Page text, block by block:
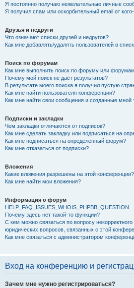
Я постоянно получаю нежелательные личные
Я получил спам или оскорбительный email от
Друзья и недруги
Что означают списки друзей и недругов?
Как мне добавлять/удалять пользователей в
Поиск по форумам
Как мне выполнить поиск по форуму или
Почему мой поиск не даёт результатов?
В результате моего поиска я получил пустую
Как мне найти пользователя конференции?
Как мне найти свои сообщения и созданные мной
Подписки и закладки
Чем закладки отличаются от подписок?
Как мне сделать закладку или подписаться на
Как мне подписаться на определённый форум?
Как мне отказаться от подписки?
Вложения
Какие вложения разрешены на этой конференции?
Как мне найти мои вложения?
Информация о форум
HELP_FAQ_ISSUES_WHOIS_PHPBB_QUESTION
Почему здесь нет такой-то функции?
С кем можно связаться по вопросу
юридических вопросов, связанных с этой
Как мне связаться с администратором
Вход на конференцию и
Зачем мне нужно регистрироваться?